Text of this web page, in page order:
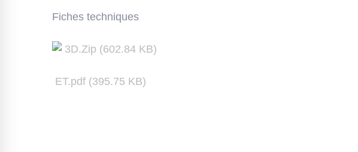
Fiches techniques
3D.Zip (602.84 KB)
ET.pdf (395.75 KB)